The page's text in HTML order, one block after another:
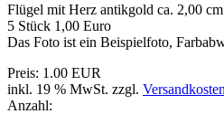
Flügel mit Herz antikgold ca. 2,00 cm
5 Stück 1,00 Euro
Das Foto ist ein Beispielfoto,
Preis: 1.00 EUR
inkl. 19 % MwSt. zzgl. Versandkosten
Anzahl: